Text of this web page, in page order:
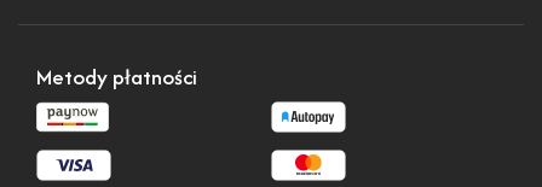
Metody płatności